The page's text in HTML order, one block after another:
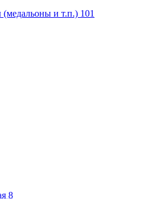
(медальоны и т.п.) 101
8